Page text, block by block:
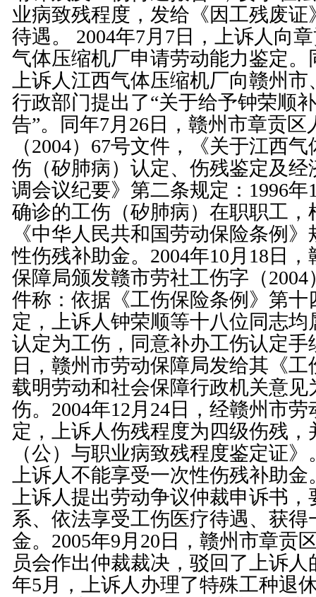
业病致残程度，发给《因工残废
待遇。 2004年7月7日，上诉人向
气体压缩机厂申请劳动能力鉴定。
上诉人江西气体压缩机厂向赣州
行政部门提出了“关于给予钟荣顺
告”。同年7月26日，赣州市章贡
（2004）67号文件，《关于江西
伤（矽肺病）认定、伤残鉴定及经
调会议纪要》第二条规定：1996年
确诊的工伤（矽肺病）在职职工，
《中华人民共和国劳动保险条例 》
性伤残补助金。2004年10月18日
保障局颁发赣市劳社工伤字（2004
件称：依据《工伤保险条例 》第十
定，上诉人钟荣顺等十八位同志
认定为工伤，同意补办工伤认定手
日，赣州市劳动保障局发给其《
载明劳动和社会保障行政机关意见
伤。2004年12月24日，经赣州市
定，上诉人伤残程度为四级伤残
（公）与职业病致残程度鉴定证
上诉人不能享受一次性伤残补助金
上诉人提出劳动争议仲裁申诉书
系、依法享受工伤医疗待遇、获得
金。2005年9月20日，赣州市章贡
员会作出仲裁裁决，驳回了上诉人
年5月，上诉人办理了特殊工种退